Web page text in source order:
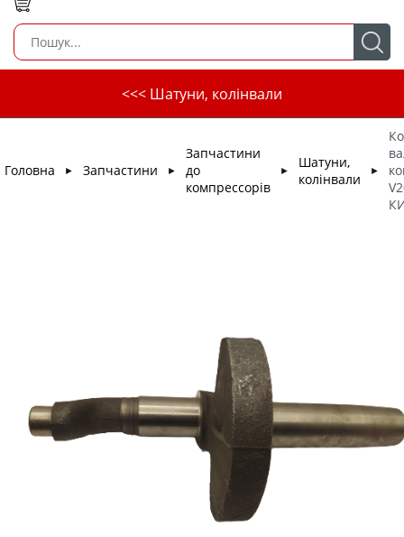
<<< Шатуни, колінвали
Головна ► Запчастини ►
Запчастини
до
компрессорів
►
Шатуни,
колінвали
►